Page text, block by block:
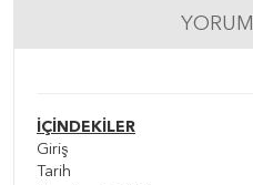
İÇİNDEKİLER
Giriş
Tarih